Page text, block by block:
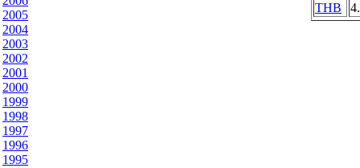
2005
2004
2003
2002
2001
2000
1999
1998
1997
1996
1995
THB